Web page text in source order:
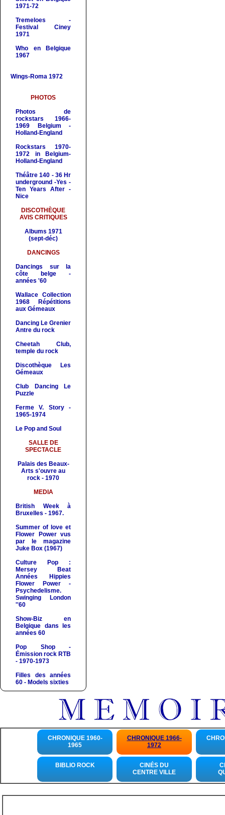
1971-72
Tremeloes -
Festival Ciney
1971
Who en Belgique
1967
Wings-Roma 1972
PHOTOS
Photos de
rockstars 1966-
1969 Belgium -
Holland-England
Rockstars 1970-
1972 in Belgium-
Holland-England
Théâtre 140 - 36 Hr
underground -Yes -
Ten Years After -
Nice
DISCOTHÈQUE
AVIS CRITIQUES
Albums 1971
(sept-déc)
DANCINGS
Dancings sur la
côte belge -
années '60
Wallace Collection
1968
Répétitions
aux Gémeaux
Dancing Le Grenier
Antre du rock
Cheetah Club,
temple du rock
Discothèque Les
Gémeaux
Club Dancing Le
Puzzle
Ferme V. Story -
1965-1974
Le Pop and Soul
SALLE DE
SPECTACLE
Palais des Beaux-
Arts s'ouvre au
rock - 1970
MEDIA
British Week à
Bruxelles - 1967.
Summer of love et
Flower Power vus
par le magazine
Juke Box (1967)
Culture Pop :
Mersey Beat
Années Hippies
Flower Power -
Psychedelisme.
Swinging London
''60
Show-Biz en
Belgique dans les
années 60
Pop Shop-
Émission rock RTB
- 1970-1973
Filles des années
60 - Models sixties
CHRONIQUE 1960-
1965
CHRONIQUE 1966-
1972
BIBLIO ROCK
CINÉS DU
CENTRE VILLE